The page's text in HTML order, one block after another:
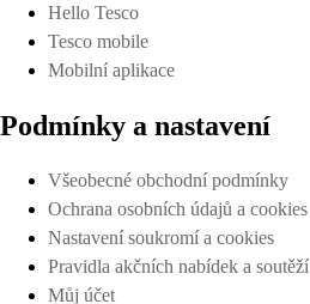
Hello Tesco
Tesco mobile
Mobilní aplikace
Podmínky a nastavení
Všeobecné obchodní podmínky
Ochrana osobních údajů a cookies
Nastavení soukromí a cookies
Pravidla akčních nabídek a soutěží
Můj účet